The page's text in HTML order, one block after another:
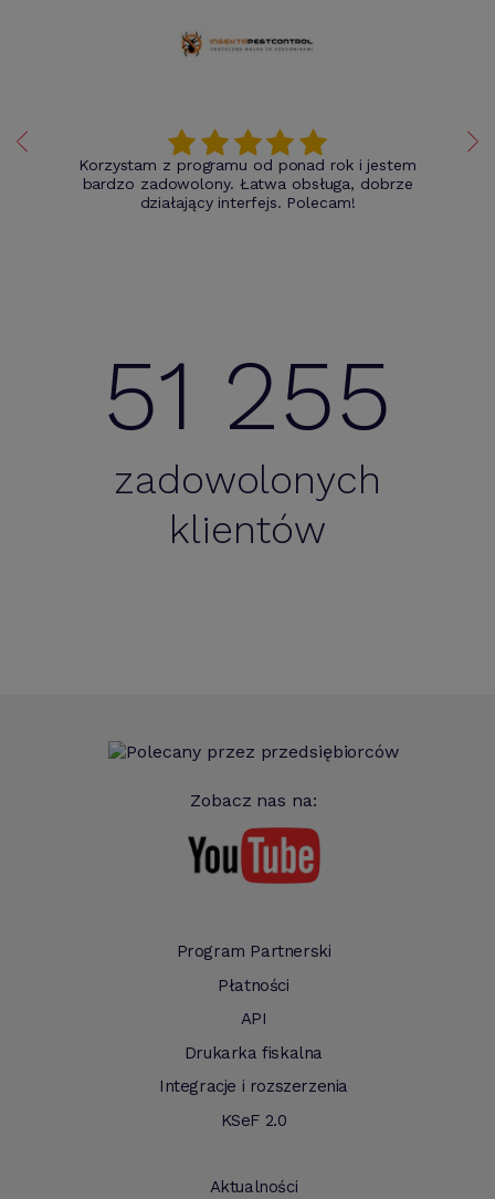
Korzystam z programu od ponad rok i jestem
bardzo zadowolony. Łatwa obsługa, dobrze
działający interfejs. Polecam!
51 255
zadowolonych
klientów
Zobacz nas na:
Program Partnerski
Płatności
API
Drukarka fiskalna
Integracje i rozszerzenia
KSeF 2.0
Aktualności